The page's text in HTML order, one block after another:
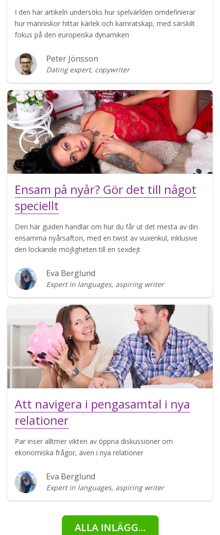
I den här artikeln undersöks hur spelvärlden omdefinierar
hur människor hittar kärlek och kamratskap, med särskilt
fokus på den europeiska dynamiken
Peter Jönsson
Dating expert, copywriter
Ensam på nyår? Gör det till något
speciellt
Den här guiden handlar om hur du får ut det mesta av din
ensamma nyårsafton, med en twist av vuxenkul, inklusive
den lockande möjligheten till en sexdejt
Eva Berglund
Expert in languages, aspiring writer
Att navigera i pengasamtal i nya
relationer
Par inser alltmer vikten av öppna diskussioner om
ekonomiska frågor, även i nya relationer
Eva Berglund
Expert in languages, aspiring writer
ALLA INLÄGG...